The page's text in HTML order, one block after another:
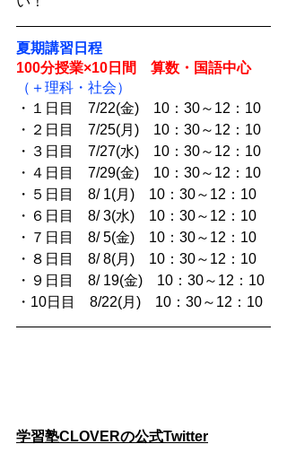
夏期講習日程
100分授業×10日間　算数・国語中心
（＋理科・社会）
・１日目　7/22(金)　10：30～12：10
・２日目　7/25(月)　10：30～12：10
・３日目　7/27(水)　10：30～12：10
・４日目　7/29(金)　10：30～12：10
・５日目　8/ 1(月)　10：30～12：10
・６日目　8/ 3(水)　10：30～12：10
・７日目　8/ 5(金)　10：30～12：10
・８日目　8/ 8(月)　10：30～12：10
・９日目　8/ 19(金)　10：30～12：10
・10日目　8/22(月)　10：30～12：10
学習塾CLOVERの公式Twitter